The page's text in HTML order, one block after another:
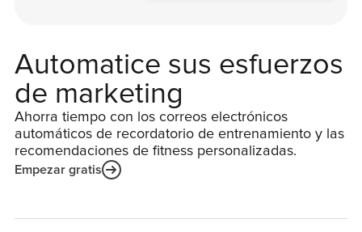
Automatice sus esfuerzos
de marketing
Ahorra tiempo con los correos electrónicos
automáticos de recordatorio de entrenamiento y las
recomendaciones de fitness personalizadas.
Empezar gratis